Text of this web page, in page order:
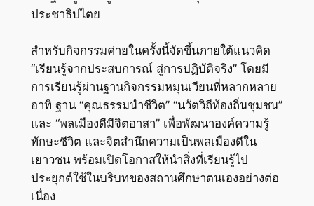
ประชาธิปไตย
สำหรับกิจกรรมค่ายในครั้งนี้จัดขึ้นภายใต้แนวคิด
“เรียนรู้จากประสบการณ์ สู่การปฏิบัติจริง” โดยมี
การเรียนรู้ผ่านฐานกิจกรรมหมุนเวียนที่หลากหลาย
อาทิ ฐาน “คุณธรรมนำชีวิต” “นวัตวิถีท้องถิ่นชุมชน”
และ “พลเมืองดีมีจิตอาสา” เพื่อพัฒนาองค์ความรู้
ทักษะชีวิต และจิตสำนึกความเป็นพลเมืองดีใน
เยาวชน พร้อมเปิดโอกาสให้นำสิ่งที่เรียนรู้ไป
ประยุกต์ใช้ในบริบทของสถานศึกษาตนเองอย่างต่อ
เนื่อง